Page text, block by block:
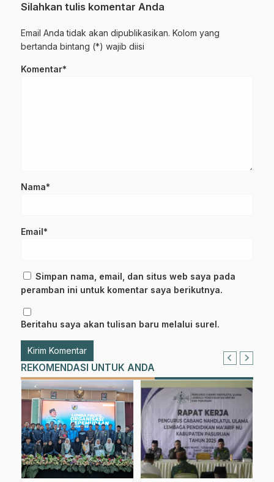
Silahkan tulis komentar Anda
Email Anda tidak akan dipublikasikan. Kolom yang
bertanda bintang (*) wajib diisi
Komentar*
Nama*
Email*
Simpan nama, email, dan situs web saya pada
peramban ini untuk komentar saya berikutnya.
Beritahu saya akan tulisan baru melalui surel.
REKOMENDASI UNTUK ANDA